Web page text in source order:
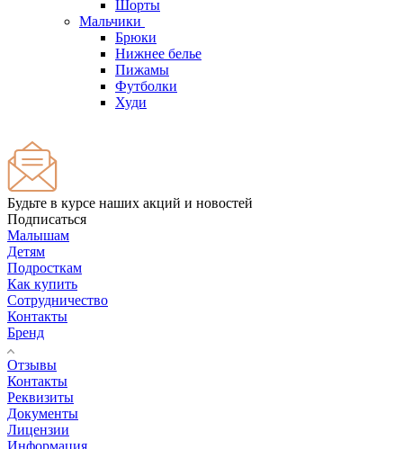
Шорты
Мальчики
Брюки
Нижнее белье
Пижамы
Футболки
Худи
Будьте в курсе наших акций и новостей
Подписаться
Малышам
Детям
Подросткам
Как купить
Сотрудничество
Контакты
Бренд
Отзывы
Контакты
Реквизиты
Документы
Лицензии
Информация